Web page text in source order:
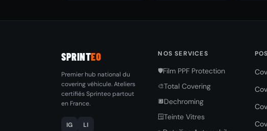
SPRINTEO
Premier hub national du
covering véhicule. Ateliers
certifiés Sprinteo partout
en France.
IG LI
NOS SERVICES
🛡️Film PPF Protection
🎨Total Covering
🔲Dechroming
🪟Teinte Vitres